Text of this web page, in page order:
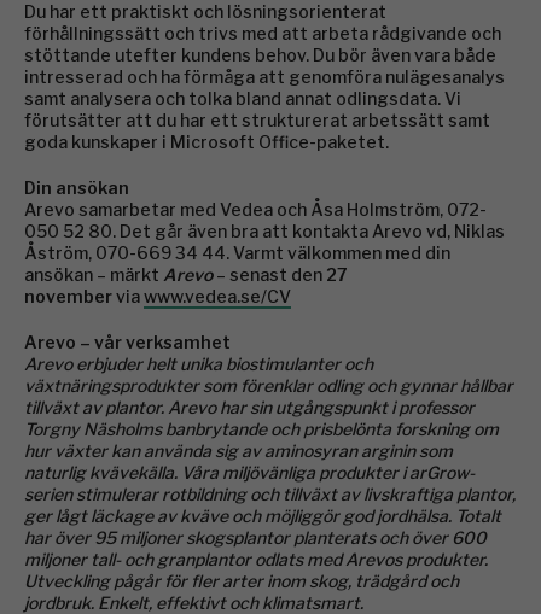
Du har ett praktiskt och lösningsorienterat
förhållningssätt och trivs med att arbeta rådgivande och
stöttande utefter kundens behov. Du bör även vara både
intresserad och ha förmåga att genomföra nulägesanalys
samt analysera och tolka bland annat odlingsdata. Vi
förutsätter att du har ett strukturerat arbetssätt samt
goda kunskaper i Microsoft Office-paketet.
Din ansökan
Arevo samarbetar med Vedea och Åsa Holmström, 072-
050 52 80. Det går även bra att kontakta Arevo vd, Niklas
Åström, 070-669 34 44. Varmt välkommen med din
ansökan – märkt Arevo– senast den 27
novemberviawww.vedea.se/CV
Arevo – vår verksamhet
Arevo erbjuder helt unika biostimulanter och
växtnäringsprodukter som förenklar odling och gynnar hållbar
tillväxt av plantor. Arevo har sin utgångspunkt i professor
Torgny Näsholms banbrytande och prisbelönta forskning om
hur växter kan använda sig av aminosyran arginin som
naturlig kvävekälla. Våra miljövänliga produkter i arGrow-
serien stimulerar rotbildning och tillväxt av livskraftiga plantor,
ger lågt läckage av kväve och möjliggör god jordhälsa. Totalt
har över 95 miljoner skogsplantor planterats och över 600
miljoner tall- och granplantor odlats med Arevos produkter.
Utveckling pågår för fler arter inom skog, trädgård och
jordbruk. Enkelt, effektivt och klimatsmart.